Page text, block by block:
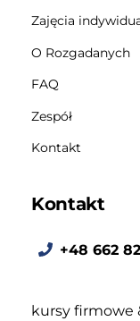
Zajęcia
O Rozgadanych
FAQ
Zespół
Kontakt
Kontakt
+48 662
kursy firmowe